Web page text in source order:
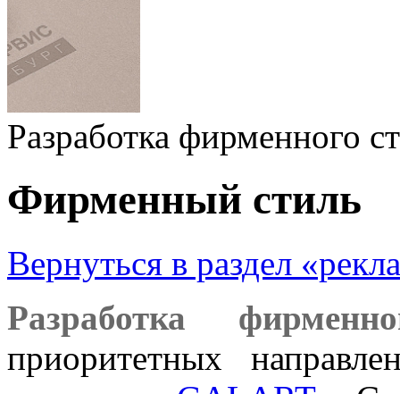
Разработка фирменного
Фирменный стиль
Вернуться в раздел
Разработка
приоритетных